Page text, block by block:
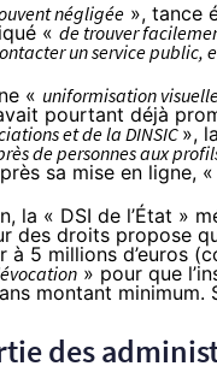
négligée », tance
« de trouver
un service public,
« uniformisation
pourtant déjà
et de la DINSIC »,
de personnes aux
sa mise en ligne, «
la « DSI de l’État »
des droits propose
5 millions d’euros
» pour que
montant
des